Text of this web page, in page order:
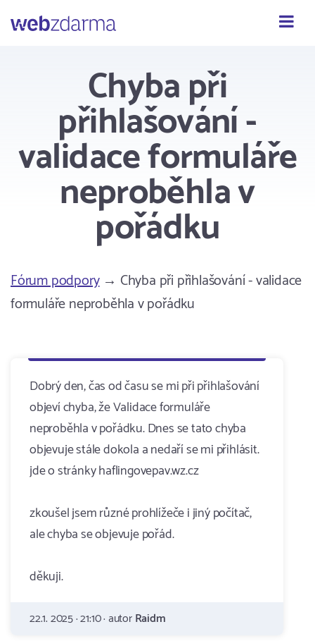
Webzdarma
Chyba při
přihlašování -
validace formuláře
neproběhla v
pořádku
Fórum podpory→ Chyba při přihlašování - validace
formuláře neproběhla v pořádku
Dobrý den, čas od času se mi při přihlašování
objeví chyba, že Validace formuláře
neproběhla v pořádku. Dnes se tato chyba
objevuje stále dokola a nedaří se mi přihlásit.
jde o stránky haflingovepav.wz.cz
zkoušel jsem různé prohlížeče i jiný počítač,
ale chyba se objevuje pořád.
děkuji.
22.1. 2025 · 21:10 · autorRaidm